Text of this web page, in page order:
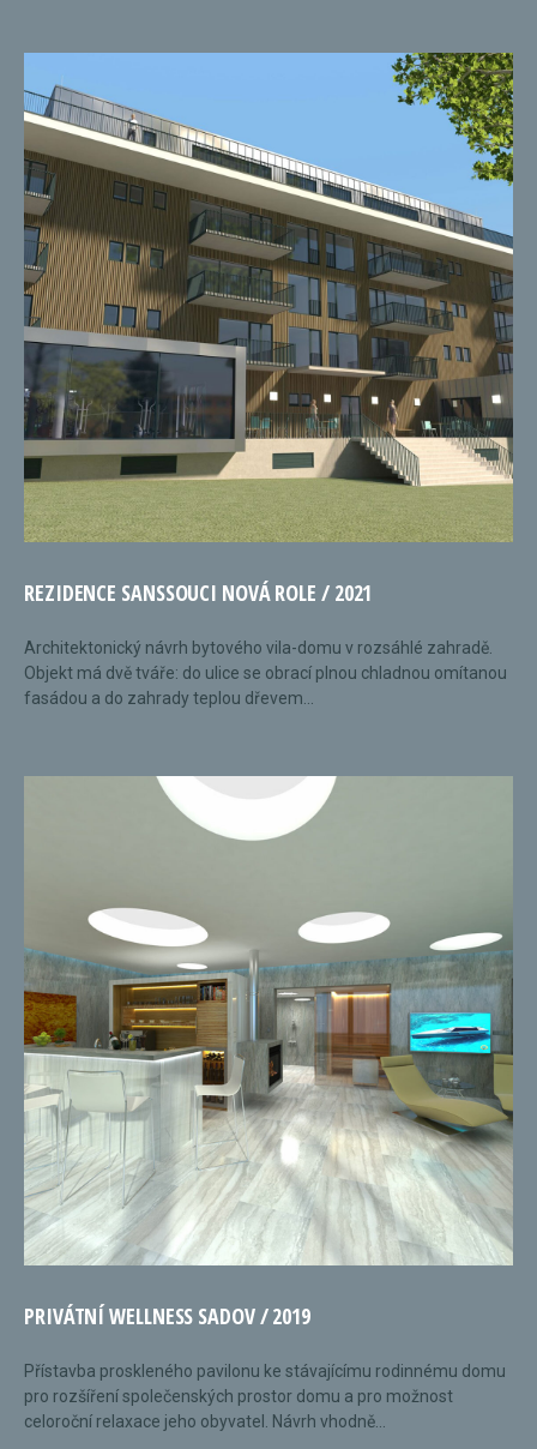
REZIDENCE SANSSOUCI NOVÁ ROLE / 2021
Architektonický návrh bytového vila-domu v rozsáhlé zahradě.
Objekt má dvě tváře: do ulice se obrací plnou chladnou omítanou
fasádou a do zahrady teplou dřevem...
PRIVÁTNÍ WELLNESS SADOV / 2019
Přístavba proskleného pavilonu ke stávajícímu rodinnému domu
pro rozšíření společenských prostor domu a pro možnost
celoroční relaxace jeho obyvatel. Návrh vhodně...